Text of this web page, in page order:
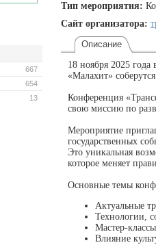
667
654
13
Тип мероприятия:
Сайт организатора:
Описание
18 ноября 2025 года
«Малахит»
Конференция
свою миссию по
Мероприятие
государственных
Это уникальная
которое меняет
Основные темы
Актуальные
Технологии,
Мастер-
Влияние